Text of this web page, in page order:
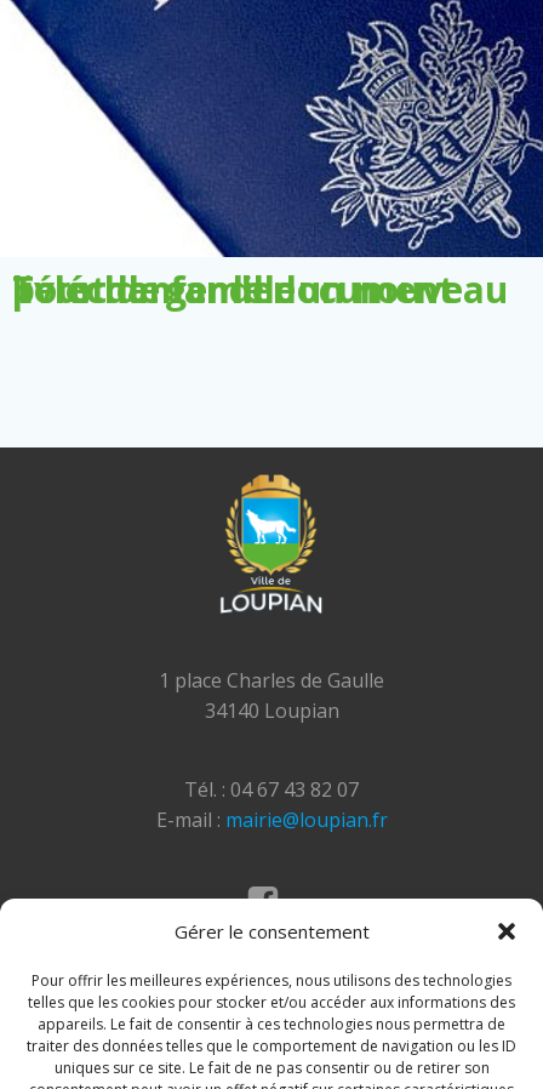
Gérer le consentement
Pour offrir les meilleures expériences, nous utilisons des technologies
telles que les cookies pour stocker et/ou accéder aux informations des
appareils. Le fait de consentir à ces technologies nous permettra de
traiter des données telles que le comportement de navigation ou les ID
uniques sur ce site. Le fait de ne pas consentir ou de retirer son
Télécharger le document pour demander un nouveau livret de famille
1 place Charles de Gaulle
34140 Loupian
Tél. : 04 67 43 82 07
E-mail : mairie@loupian.fr